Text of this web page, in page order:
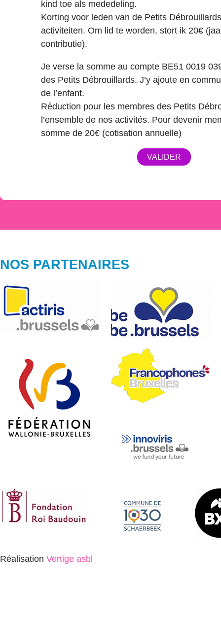
kind toe als mededeling.
Korting voor leden van de Petits
activiteiten. Om lid te worden, stort ik 20€
contributie).
Je verse la somme au compte BE51 0019
des Petits Débrouillards. J’y ajoute en
de l’enfant.
Réduction pour les membres des Petits
l’ensemble de nos activités. Pour devenir
somme de 20€ (cotisation annuelle)
NOS PARTENAIRES
Réalisation Vertige asbl